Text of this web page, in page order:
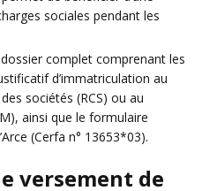
sociales pendant les
complet comprenant les
d’immatriculation au
sociétés (RCS) ou au
ainsi que le formulaire
(Cerfa n° 13653*03).
versement de